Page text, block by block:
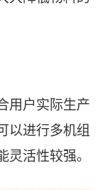
用户实际生产
以进行多机组
活性较强。